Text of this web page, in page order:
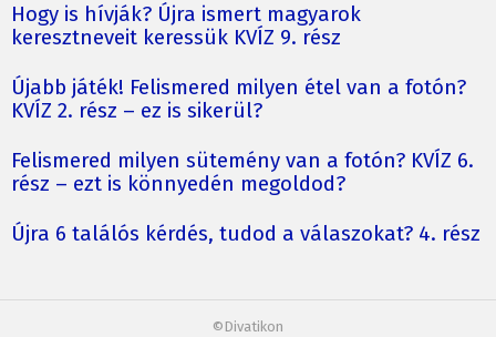
Hogy is hívják? Újra ismert magyarok
keresztneveit keressük KVÍZ 9. rész
Újabb játék! Felismered milyen étel van a fotón?
KVÍZ 2. rész – ez is sikerül?
Felismered milyen sütemény van a fotón? KVÍZ 6.
rész – ezt is könnyedén megoldod?
Újra 6 találós kérdés, tudod a válaszokat? 4. rész
©Divatikon